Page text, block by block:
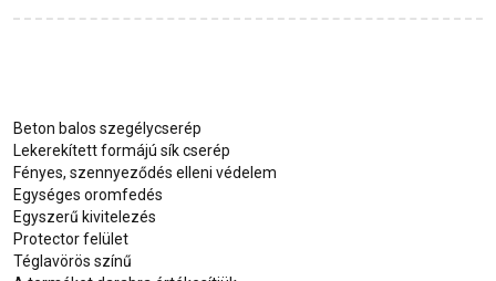
Beton balos szegélycserép
Lekerekített formájú sík cserép
Fényes, szennyeződés elleni védelem
Egységes oromfedés
Egyszerű kivitelezés
Protector felület
Téglavörös színű